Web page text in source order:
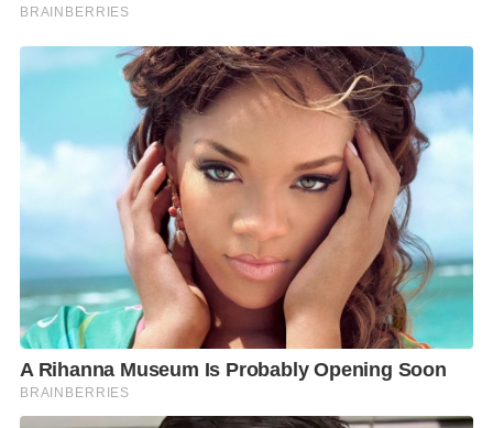
รองประมาณ 80%
2. ระบบแรงดันบวกภายในอาคาร (Positive Pressure)
ช่วยป้องกันไม่ให้มลพิษหรือฝุ่นละอองจากภายนอกไหล
เข้ามาภายในพื้นที่ โดยการรักษาให้แรงดันอากาศภายใน
สูงกว่าภายนอกอาคารหรือพื้นที่นั้น ๆ ซึ่งทำให้เกิดการ
ไหลของอากาศดันออกจากภายในสู่ภายนอกผ่านช่อง
ประตู หน้าต่าง หรือช่องระบายอากาศ
3. การหมุนเวียนอากาศผ่านระบบควบคุมอาคารอัตโนมัติ
ด้วย CO2 Sensor โดยระบบจะทำการเติมอากาศสะอาด
เข้ายังพื้นที่ภายในอาคาร เพื่อเจือจางอากาศให้ค่าความ
เข้มข้น CO2 น้อยลง ส่งผลให้การสะสมของฝุ่นขนาดเล็กมี
จำนวนลดลง